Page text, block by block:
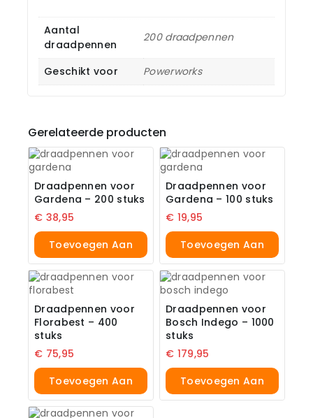
Aantal
draadpennen
200 draadpennen
Geschikt voor Powerworks
Gerelateerde producten
Draadpennen voor
Gardena – 200 stuks
€ 38,95
Toevoegen Aan
Winkelwagen
Draadpennen voor
Gardena – 100 stuks
€ 19,95
Toevoegen Aan
Winkelwagen
Draadpennen voor
Florabest – 400
stuks
€ 75,95
Toevoegen Aan
Winkelwagen
Draadpennen voor
Bosch Indego – 1000
stuks
€ 179,95
Toevoegen Aan
Winkelwagen